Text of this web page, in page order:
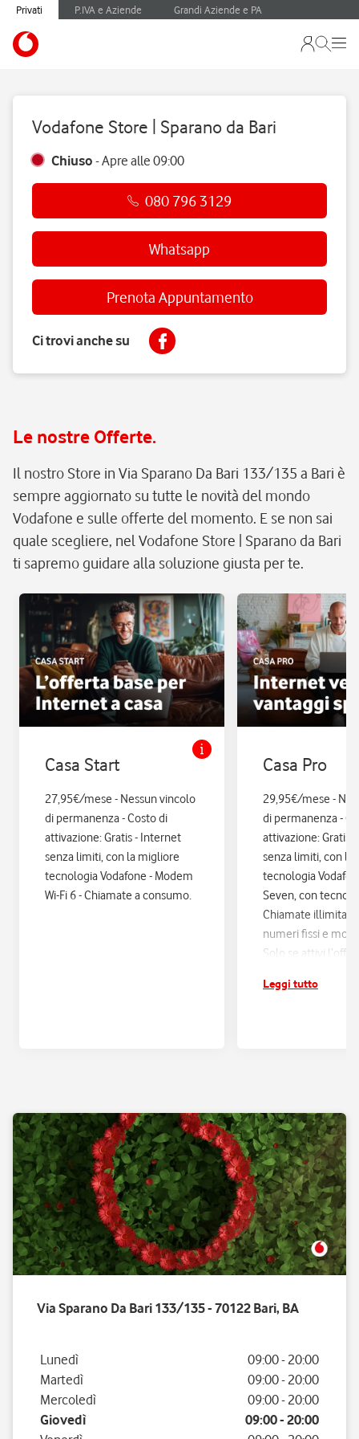
Privati P.IVA e Aziende Grandi Aziende e PA
Vodafone Store | Sparano da Bari
Chiuso -Apre alle09:00
080 796 3129
Whatsapp
Prenota Appuntamento
Ci trovi anche su
Le nostre Offerte.
Il nostro Store in Via Sparano Da Bari 133/135 a Bari è
sempre aggiornato su tutte le novità del mondo
Vodafone e sulle offerte del momento. E se non sai
quale scegliere, nel Vodafone Store | Sparano da Bari
ti sapremo guidare alla soluzione giusta per te.
Casa Start
27,95€/mese - Nessun vincolo
di permanenza - Costo di
attivazione: Gratis - Internet
senza limiti, con la migliore
tecnologia Vodafone - Modem
Wi-Fi 6 - Chiamate a consumo.
Casa Pro
29,95€/mese -
di permanenza -
attivazione: Gratis.
senza limiti, con la
tecnologia
Seven, con
Chiamate illimitate
numeri fissi e
Solo se attivi
sconti ed
Leggi tutto
Via Sparano Da Bari 133/135 - 70122 Bari, BA
Giorno della settimana
Lunedì 09:00- 20:00
Martedì
09:00- 20:00
Mercoledì
09:00- 20:00
Giovedì
09:00- 20:00